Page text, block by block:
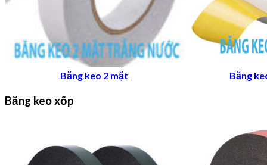
Băng keo 2 mặt Băng
Băng keo xốp